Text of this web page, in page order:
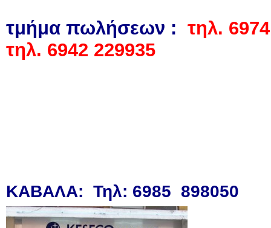
τμήμα πωλήσεων : τηλ.
τηλ. 6942 229935
ΚΑΒΑΛΑ: Τηλ: 6985 898050